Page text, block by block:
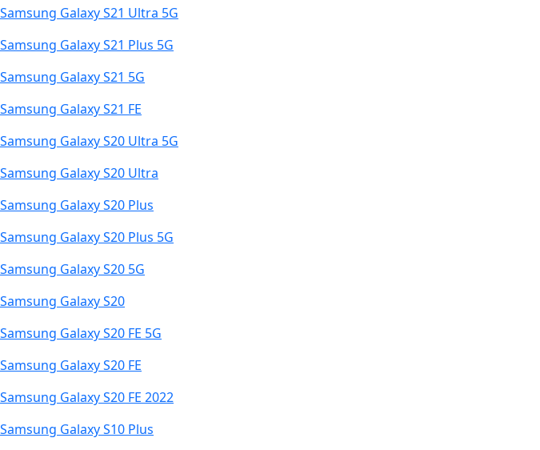
Samsung Galaxy S21 Ultra 5G
Samsung Galaxy S21 Plus 5G
Samsung Galaxy S21 5G
Samsung Galaxy S21 FE
Samsung Galaxy S20 Ultra 5G
Samsung Galaxy S20 Ultra
Samsung Galaxy S20 Plus
Samsung Galaxy S20 Plus 5G
Samsung Galaxy S20 5G
Samsung Galaxy S20
Samsung Galaxy S20 FE 5G
Samsung Galaxy S20 FE
Samsung Galaxy S20 FE 2022
Samsung Galaxy S10 Plus